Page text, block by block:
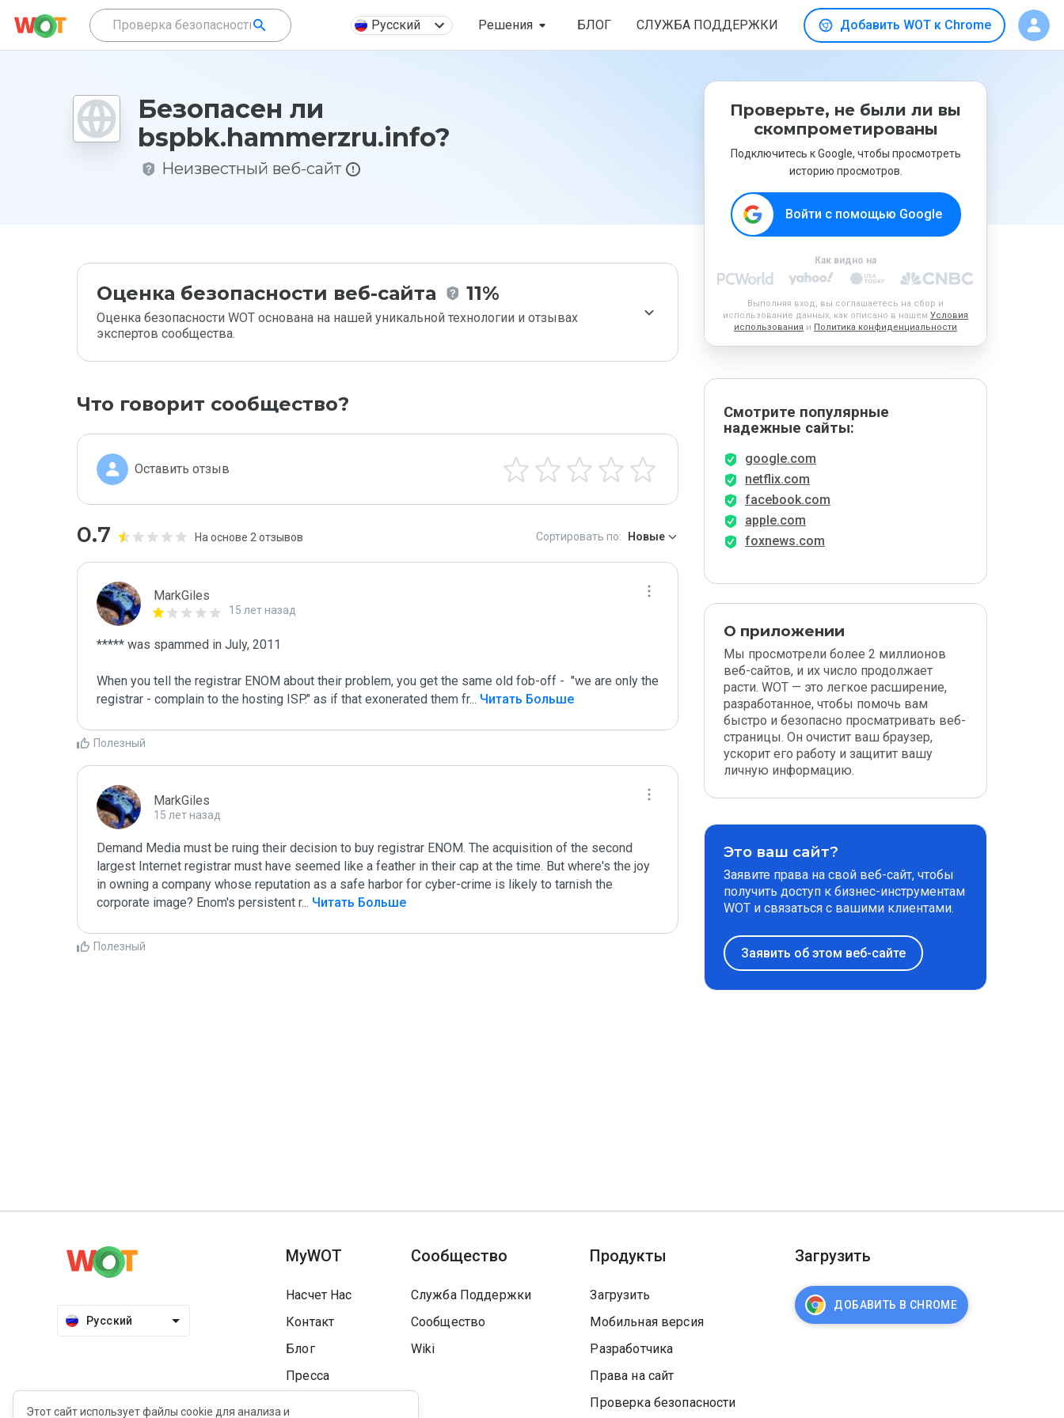
Русский Решения БЛОГ СЛУЖБА ПОДДЕРЖКИ Добавить WOT к Chrome
Безопасен ли
bspbk.hammerzru.info?
Неизвестный веб-сайт
Оценка безопасности веб-сайта 11%
Оценка безопасности WOT основана на нашей уникальной технологии и отзывах
экспертов сообщества.
Что говорит сообщество?
Оставить отзыв
0.7 На основе 2 отзывов Сортировать по: Новые
MarkGiles
15 лет назад
***** was spammed in July, 2011
When you tell the registrar ENOM about their problem, you get the same old fob-off -  "we are only the
registrar - complain to the hosting ISP." as if that exonerated them fr... Читать Больше
Полезный
MarkGiles
15 лет назад
Demand Media must be ruing their decision to buy registrar ENOM. The acquisition of the second
largest Internet registrar must have seemed like a feather in their cap at the time. But where's the joy
in owning a company whose reputation as a safe harbor for cyber-crime is likely to tarnish the
corporate image? Enom's persistent r... Читать Больше
Полезный
Проверьте, не были ли вы
скомпрометированы
Подключитесь к Google, чтобы просмотреть
историю просмотров.
Войти с помощью Google
Как видно на
Выполняя вход, вы соглашаетесь на сбор и
использование данных, как описано в нашем Условия
использования и Политика конфиденциальности
Смотрите популярные
надежные сайты:
google.com
netflix.com
facebook.com
apple.com
foxnews.com
О приложении
Мы просмотрели более 2 миллионов
веб-сайтов, и их число продолжает
расти. WOT — это легкое расширение,
разработанное, чтобы помочь вам
быстро и безопасно просматривать веб-
страницы. Он очистит ваш браузер,
ускорит его работу и защитит вашу
личную информацию.
Это ваш сайт?
Заявите права на свой веб-сайт, чтобы
получить доступ к бизнес-инструментам
WOT и связаться с вашими клиентами.
Заявить об этом веб-сайте
Русский
MyWOT
Насчет Нас
Контакт
Блог
Пресса
Сообщество
Служба Поддержки
Сообщество
Wiki
Продукты
Загрузить
Мобильная версия
Разработчика
Права на сайт
Проверка безопасности
Загрузить
ДОБАВИТЬ В CHROME
Этот сайт использует файлы cookie для анализа и